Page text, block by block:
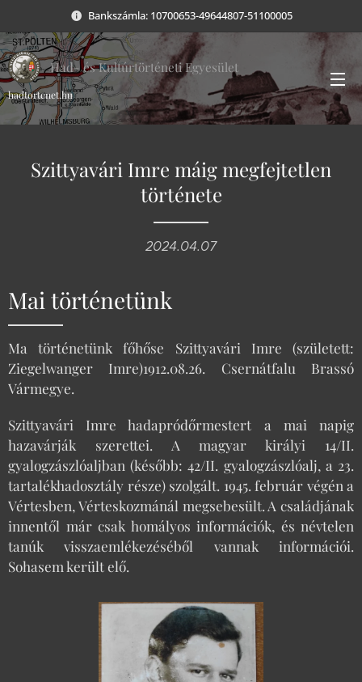
Bankszámla: 10700653-49644807-51100005
Had- és Kultúrtörténeti Egyesület
hadtortenet.hu
Szittyavári Imre máig megfejtetlen
története
2024.04.07
Mai történetünk
Ma történetünk főhőse Szittyavári Imre (született:
Ziegelwanger Imre)1912.08.26. Csernátfalu Brassó
Vármegye.
Szittyavári Imre hadapródőrmestert a mai napig
hazavárják szerettei. A magyar királyi 14/II.
gyalogzászlóaljban (később: 42/II. gyalogzászlóalj, a 23.
tartalékhadosztály része) szolgált. 1945. február végén a
Vértesben, Vérteskozmánál megsebesült. A családjának
innentől már csak homályos információk, és névtelen
tanúk visszaemlékezéséből vannak információi.
Sohasem került elő.